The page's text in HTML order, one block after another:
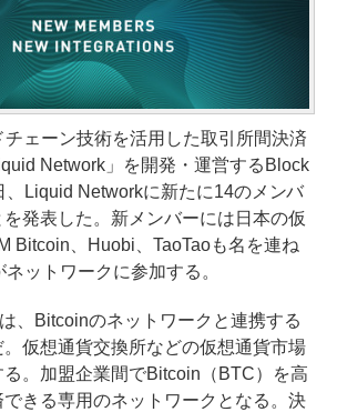
ェーン技術を活用した取引所間決済
Network」を開発・運営するBlock
、Liquid Networkに新たに14のメンバ
発表した。新メンバーには日本の仮
Bitcoin、Huobi、TaoTaoも名を連ね
ットワークに参加する。
、Bitcoinのネットワークと連携する
仮想通貨交換所などの仮想通貨市場
。加盟企業間でBitcoin（BTC）を高
きる専用のネットワークとなる。決